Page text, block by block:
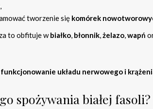
,
tworzenie się komórek
to obfituje wbiałko, błonnik,żelazo,wapń
układu nerwowego i
spożywania białej fasoli?